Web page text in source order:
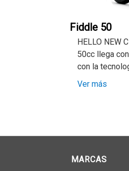
Fiddle 50
HELLO NEW
50cc llega
con la
Ver más
MARCAS